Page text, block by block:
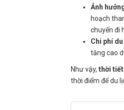
Ảnh
hoạch
chuyến đi
Chi phí
tăng cao
Như vậy, thời
thời điểm để du